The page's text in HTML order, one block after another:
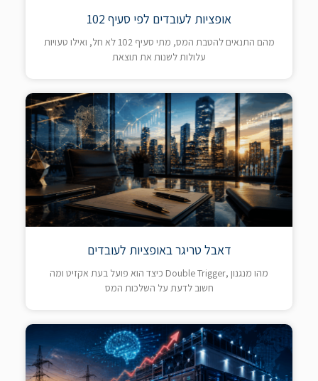
אופציות לעובדים לפי סעיף 102
מהם התנאים להטבת המס, מתי סעיף 102 לא חל, ואילו טעויות
עלולות לשנות את תוצאת
דאבל טריגר באופציות לעובדים
מהו מנגנון ,Double Trigger כיצד הוא פועל בעת אקזיט ומה
חשוב לדעת על השלכות המס